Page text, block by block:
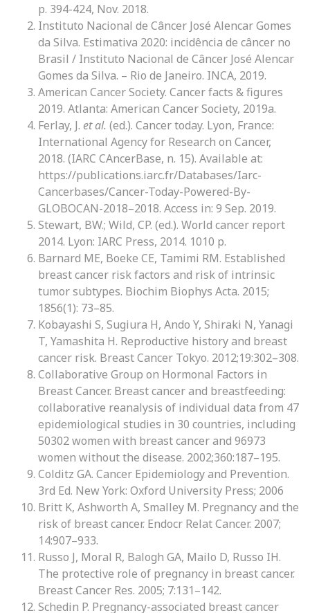
p. 394-424, Nov. 2018.
Instituto Nacional de Câncer José Alencar Gomes
da Silva. Estimativa 2020: incidência de câncer no
Brasil / Instituto Nacional de Câncer José Alencar
Gomes da Silva. – Rio de Janeiro. INCA, 2019.
American Cancer Society. Cancer facts & figures
2019. Atlanta: American Cancer Society, 2019a.
Ferlay, J. et al. (ed.). Cancer today. Lyon, France:
International Agency for Research on Cancer,
2018. (IARC CAncerBase, n. 15). Available at:
https://publications.iarc.fr/Databases/Iarc-
Cancerbases/Cancer-Today-Powered-By-
GLOBOCAN-2018–2018. Access in: 9 Sep. 2019.
Stewart, BW.; Wild, CP. (ed.). World cancer report
2014. Lyon: IARC Press, 2014. 1010 p.
Barnard ME, Boeke CE, Tamimi RM. Established
breast cancer risk factors and risk of intrinsic
tumor subtypes. Biochim Biophys Acta. 2015;
1856(1): 73–85.
Kobayashi S, Sugiura H, Ando Y, Shiraki N, Yanagi
T, Yamashita H. Reproductive history and breast
cancer risk. Breast Cancer Tokyo. 2012;19:302–308.
Collaborative Group on Hormonal Factors in
Breast Cancer. Breast cancer and breastfeeding:
collaborative reanalysis of individual data from 47
epidemiological studies in 30 countries, including
50302 women with breast cancer and 96973
women without the disease. 2002;360:187–195.
Colditz GA. Cancer Epidemiology and Prevention.
3rd Ed. New York: Oxford University Press; 2006
Britt K, Ashworth A, Smalley M. Pregnancy and the
risk of breast cancer. Endocr Relat Cancer. 2007;
14:907–933.
Russo J, Moral R, Balogh GA, Mailo D, Russo IH.
The protective role of pregnancy in breast cancer.
Breast Cancer Res. 2005; 7:131–142.
Schedin P. Pregnancy-associated breast cancer